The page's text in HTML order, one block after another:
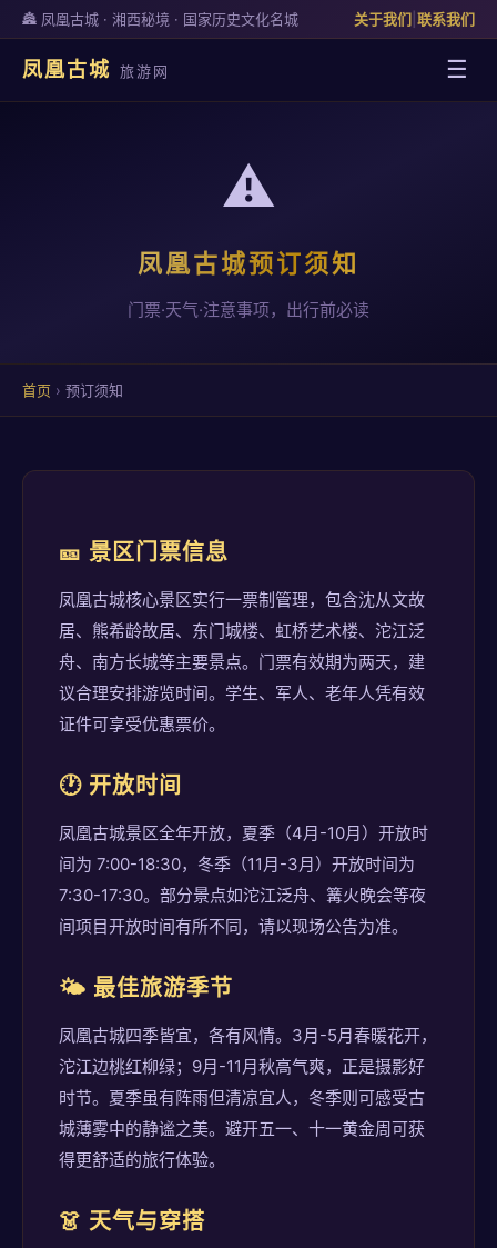
🏯 凤凰古城 · 湘西秘境 · 国家历史文化名城 关于我们 联系我们
凤凰古城 旅游网 ☰
⚠️
凤凰古城预订须知
门票·天气·注意事项，出行前必读
首页 › 预订须知
🎫 景区门票信息
凤凰古城核心景区实行一票制管理，包含沈从文故
居、熊希龄故居、东门城楼、虹桥艺术楼、沱江泛
舟、南方长城等主要景点。门票有效期为两天，建
议合理安排游览时间。学生、军人、老年人凭有效
证件可享受优惠票价。
🕐 开放时间
凤凰古城景区全年开放，夏季（4月-10月）开放时
间为 7:00-18:30，冬季（11月-3月）开放时间为
7:30-17:30。部分景点如沱江泛舟、篝火晚会等夜
间项目开放时间有所不同，请以现场公告为准。
🌤️ 最佳旅游季节
凤凰古城四季皆宜，各有风情。3月-5月春暖花开，
沱江边桃红柳绿；9月-11月秋高气爽，正是摄影好
时节。夏季虽有阵雨但清凉宜人，冬季则可感受古
城薄雾中的静谧之美。避开五一、十一黄金周可获
得更舒适的旅行体验。
👗 天气与穿搭